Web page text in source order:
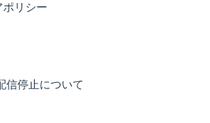
ポリシー
信停止について